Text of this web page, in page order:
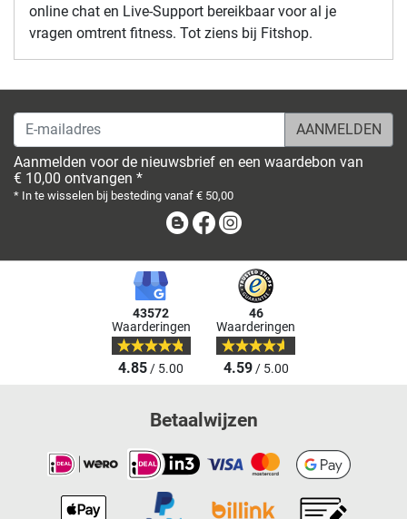
online chat en Live-Support bereikbaar voor al je
vragen omtrent fitness. Tot ziens bij Fitshop.
E-mailadres
Aanmelden voor de nieuwsbrief en een waardebon van
€ 10,00 ontvangen *
* In te wisselen bij besteding vanaf € 50,00
BlogFacebook
43572
Waarderingen
4.85/ 5.00
46
Waarderingen
4.59/ 5.00
Betaalwijzen